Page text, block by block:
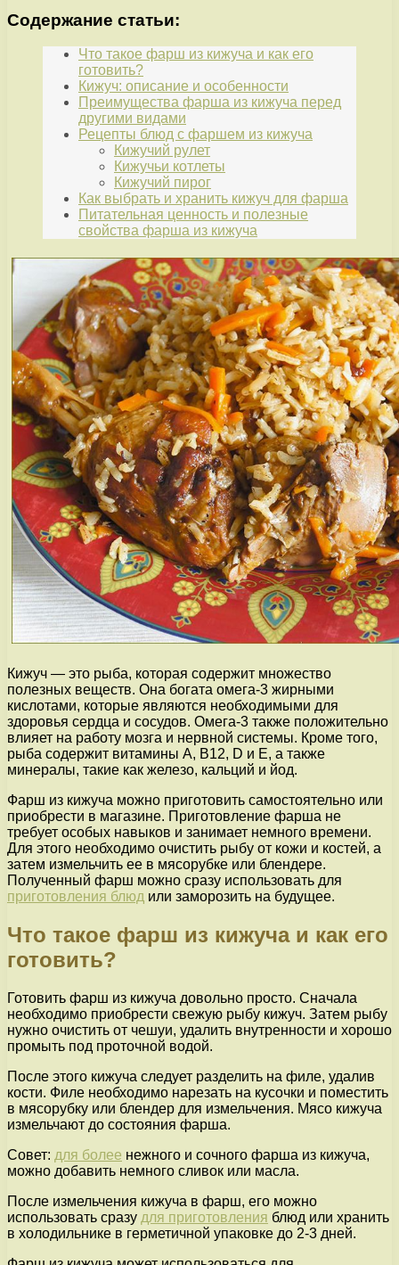
Содержание статьи:
Что такое фарш из кижуча и как его
готовить?
Кижуч: описание и особенности
Преимущества фарша из кижуча перед
другими видами
Рецепты блюд с фаршем из кижуча
Кижучий рулет
Кижучьи котлеты
Кижучий пирог
Как выбрать и хранить кижуч для фарша
Питательная ценность и полезные
свойства фарша из кижуча
Кижуч — это рыба, которая содержит множество
полезных веществ. Она богата омега-3 жирными
кислотами, которые являются необходимыми для
здоровья сердца и сосудов. Омега-3 также положительно
влияет на работу мозга и нервной системы. Кроме того,
рыба содержит витамины А, В12, D и Е, а также
минералы, такие как железо, кальций и йод.
Фарш из кижуча можно приготовить самостоятельно или
приобрести в магазине. Приготовление фарша не
требует особых навыков и занимает немного времени.
Для этого необходимо очистить рыбу от кожи и костей, а
затем измельчить ее в мясорубке или блендере.
Полученный фарш можно сразу использовать для
приготовления блюд или заморозить на будущее.
Что такое фарш из кижуча и как его
готовить?
Готовить фарш из кижуча довольно просто. Сначала
необходимо приобрести свежую рыбу кижуч. Затем рыбу
нужно очистить от чешуи, удалить внутренности и хорошо
промыть под проточной водой.
После этого кижуча следует разделить на филе, удалив
кости. Филе необходимо нарезать на кусочки и поместить
в мясорубку или блендер для измельчения. Мясо кижуча
измельчают до состояния фарша.
Совет: для более нежного и сочного фарша из кижуча,
можно добавить немного сливок или масла.
После измельчения кижуча в фарш, его можно
использовать сразу для приготовления блюд или хранить
в холодильнике в герметичной упаковке до 2-3 дней.